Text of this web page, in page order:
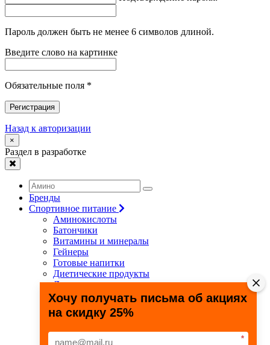
Пароль должен быть не менее 6 символов длиной.
Введите слово на картинке
Обязательные поля *
Регистрация
Назад к авторизации
×
Раздел в разработке
Бренды
Спортивное питание
Аминокислоты
Батончики
Витамины и минералы
Гейнеры
Готовые напитки
Диетические продукты
Для связок и суставов
Жиросжигатели
Здоровье и долголетие
Креатин
Специальные препараты
Хочу получать письма об акциях
на скидку 25%
*